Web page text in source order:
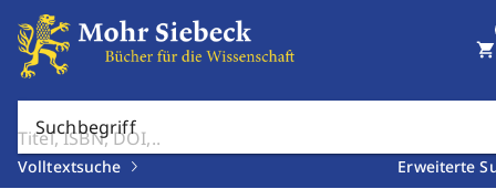
Suchbegriff
Volltextsuche Erweiterte
shopping_cart